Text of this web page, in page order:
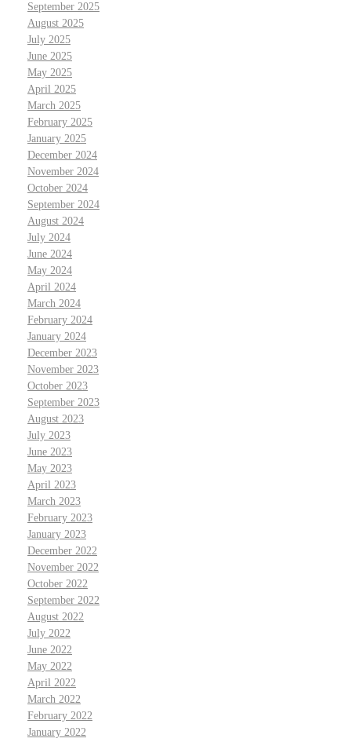
September 2025
August 2025
July 2025
June 2025
May 2025
April 2025
March 2025
February 2025
January 2025
December 2024
November 2024
October 2024
September 2024
August 2024
July 2024
June 2024
May 2024
April 2024
March 2024
February 2024
January 2024
December 2023
November 2023
October 2023
September 2023
August 2023
July 2023
June 2023
May 2023
April 2023
March 2023
February 2023
January 2023
December 2022
November 2022
October 2022
September 2022
August 2022
July 2022
June 2022
May 2022
April 2022
March 2022
February 2022
January 2022